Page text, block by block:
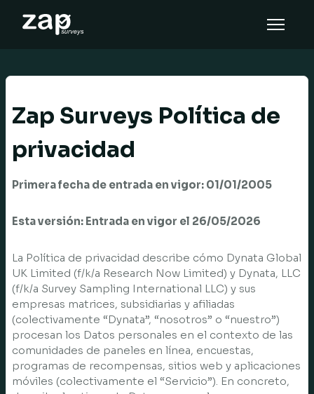
ES
Zap Surveys Política de
privacidad
Primera fecha de entrada en vigor: 01/01/2005
Esta versión: Entrada en vigor el 26/05/2026
La Política de privacidad describe cómo Dynata Global
UK Limited (f/k/a Research Now Limited) y Dynata, LLC
(f/k/a Survey Sampling International LLC) y sus
empresas matrices, subsidiarias y afiliadas
(colectivamente “Dynata”, “nosotros” o “nuestro”)
procesan los Datos personales en el contexto de las
comunidades de paneles en línea, encuestas,
programas de recompensas, sitios web y aplicaciones
móviles (colectivamente el “Servicio”). En concreto,